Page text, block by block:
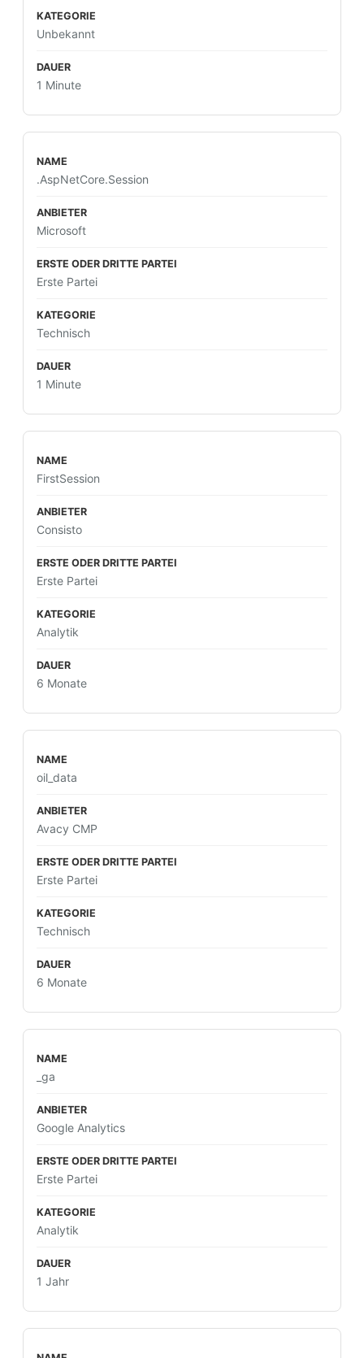
Unbekannt
1 Minute
.AspNetCore.Session
Microsoft
Erste Partei
Technisch
1 Minute
FirstSession
Consisto
Erste Partei
Analytik
6 Monate
oil_data
Avacy CMP
Erste Partei
Technisch
6 Monate
_ga
Google Analytics
Erste Partei
Analytik
1 Jahr